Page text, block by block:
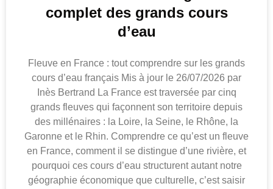
complet des grands cours
d’eau
Fleuve en France : tout comprendre sur les grands
cours d’eau français Mis à jour le 26/07/2026 par
Inès Bertrand La France est traversée par cinq
grands fleuves qui façonnent son territoire depuis
des millénaires : la Loire, la Seine, le Rhône, la
Garonne et le Rhin. Comprendre ce qu’est un fleuve
en France, comment il se distingue d’une rivière, et
pourquoi ces cours d’eau structurent autant notre
géographie économique que culturelle, c’est saisir